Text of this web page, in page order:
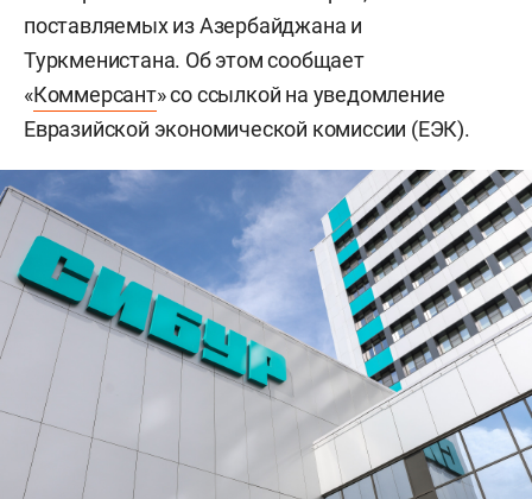
поставляемых из Азербайджана и
Туркменистана. Об этом сообщает
«Коммерсант» со ссылкой на уведомление
Евразийской экономической комиссии (ЕЭК).